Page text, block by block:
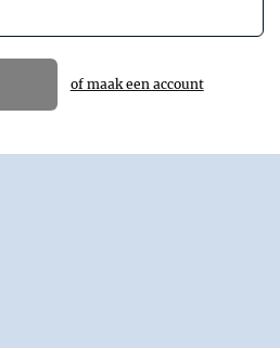
of maak een account